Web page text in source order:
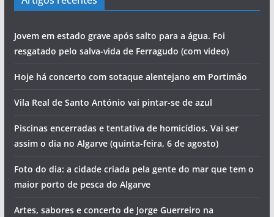
Jovem em estado grave após salto para a água. Foi
resgatado pelo salva-vida de Ferragudo (com vídeo)
Hoje há concerto com sotaque alentejano em Portimão
Vila Real de Santo António vai pintar-se de azul
Piscinas encerradas e tentativa de homicídios. Vai ser
assim o dia no Algarve (quinta-feira, 6 de agosto)
Foto do dia: a cidade criada pela gente do mar que tem o
maior porto de pesca do Algarve
Artes, sabores e concerto de Jorge Guerreiro na